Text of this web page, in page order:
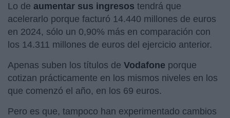
Lo de aumentar sus ingresos tendrá que
acelerarlo porque facturó 14.440 millones de euros
en 2024, sólo un 0,90% más en comparación con
los 14.311 millones de euros del ejercicio anterior.
Apenas suben los títulos de Vodafone porque
cotizan prácticamente en los mismos niveles en los
que comenzó el año, en los 69 euros.
Pero es que, tampoco han experimentado cambios